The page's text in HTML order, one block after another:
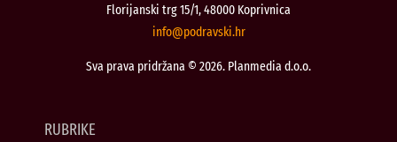
Florijanski trg 15/1, 48000 Koprivnica
rh.iksvardop
@ofni
Sva prava pridržana © 2026. Planmedia d.o.o.
RUBRIKE